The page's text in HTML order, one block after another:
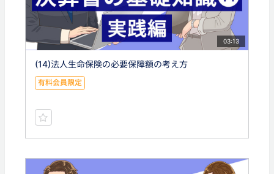
03:13
(14)法人生命保険の必要保障額の考え方
有料会員限定